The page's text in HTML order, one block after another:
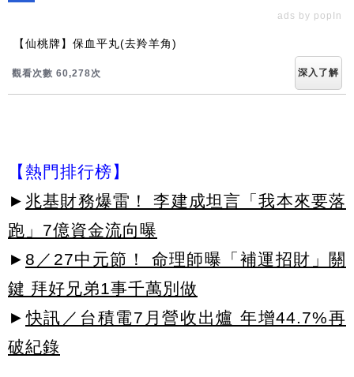
ads by popIn
【仙桃牌】保血平丸(去羚羊角)
觀看次數 60,278次 深入了解
【熱門排行榜】
► 兆基財務爆雷！ 李建成坦言「我本來要落
跑」7億資金流向曝
► 8／27中元節！ 命理師曝「補運招財」關
鍵 拜好兄弟1事千萬別做
► 快訊／台積電7月營收出爐 年增44.7%再
破紀錄